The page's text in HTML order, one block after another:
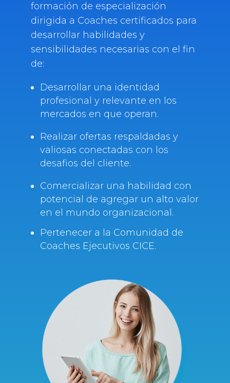
formación de especialización
dirigida a Coaches certificados para
desarrollar habilidades y
sensibilidades necesarias con el fin
de:
Desarrollar una identidad
profesional y relevante en los
mercados en que operan.
Realizar ofertas respaldadas y
valiosas conectadas con los
desafios del cliente.
Comercializar una habilidad con
potencial de agregar un alto valor
en el mundo organizacional.
Pertenecer a la Comunidad de
Coaches Ejecutivos CICE.